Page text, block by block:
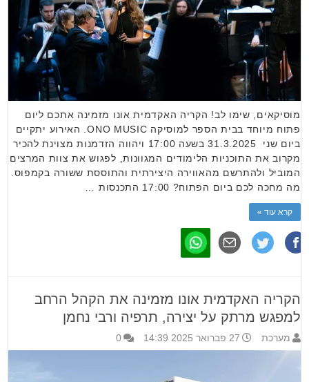
מוסיקאים, שימו לב! הקריה האקדמית אונו מזמינה אתכם ליום
פתוח מיוחד בבית הספר למוסיקה ONO MUSIC. האירוע יתקיים
ביום שני 31.3.2025 בשעה 17:00 ויהווה הזדמנות מצוינת להכיר
מקרוב את התוכניות הלימודים המגוונות, לפגוש את צוות המרצים
המוביל ולהתרשם מהאווירה היצירתית והתוססת ששורה בקמפוס.
מה מחכה לכם ביום הפתוח? 17:00 התכנסות …
קרא עוד »
הקריה האקדמית אונו מזמינה את הקהל הרחב
למפגש מרתק על יצירה, תרפיה ורבי נחמן
מערכת 27 פברואר 2025 14:39 0